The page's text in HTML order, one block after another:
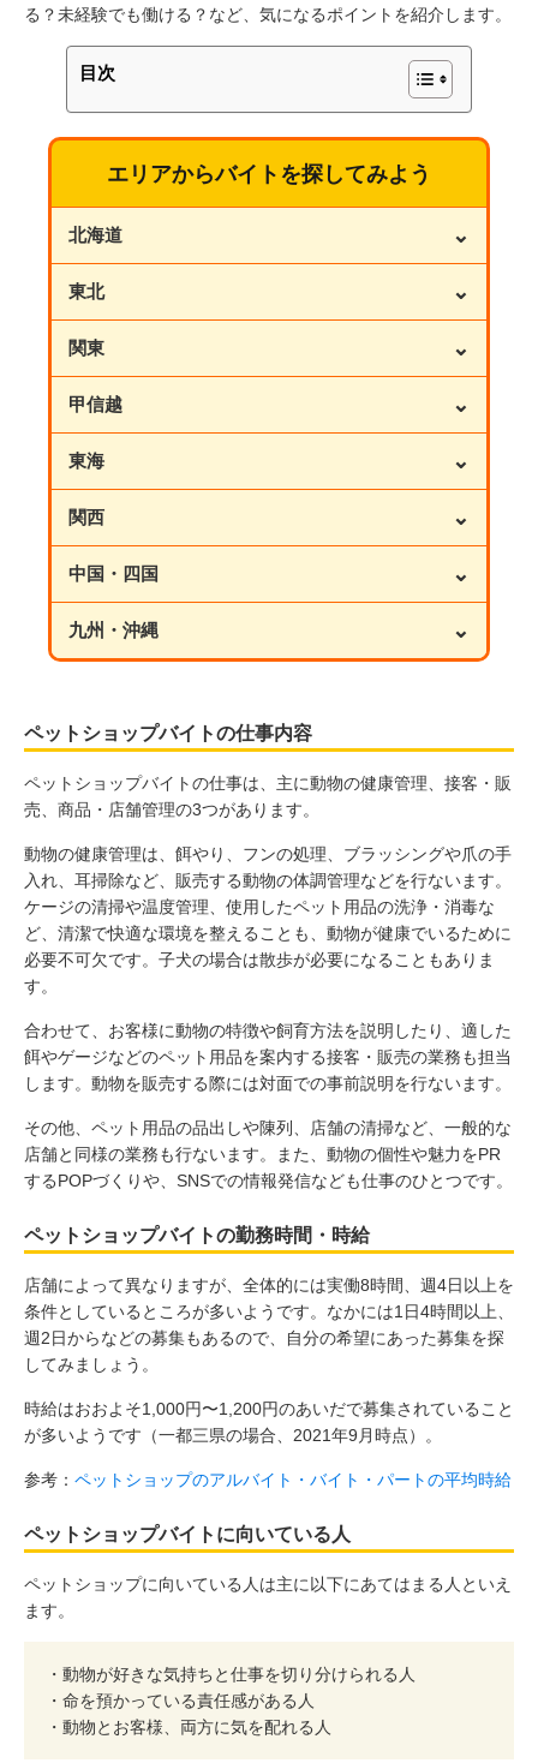
る？未経験でも働ける？など、気になるポイントを紹介します。
目次
エリアからバイトを探してみよう
北海道 ⌄
東北 ⌄
関東 ⌄
甲信越 ⌄
東海 ⌄
関西 ⌄
中国・四国 ⌄
九州・沖縄 ⌄
ペットショップバイトの仕事内容
ペットショップバイトの仕事は、主に動物の健康管理、接客・販
売、商品・店舗管理の3つがあります。
動物の健康管理は、餌やり、フンの処理、ブラッシングや爪の手
入れ、耳掃除など、販売する動物の体調管理などを行ないます。
ケージの清掃や温度管理、使用したペット用品の洗浄・消毒な
ど、清潔で快適な環境を整えることも、動物が健康でいるために
必要不可欠です。子犬の場合は散歩が必要になることもありま
す。
合わせて、お客様に動物の特徴や飼育方法を説明したり、適した
餌やゲージなどのペット用品を案内する接客・販売の業務も担当
します。動物を販売する際には対面での事前説明を行ないます。
その他、ペット用品の品出しや陳列、店舗の清掃など、一般的な
店舗と同様の業務も行ないます。また、動物の個性や魅力をPR
するPOPづくりや、SNSでの情報発信なども仕事のひとつです。
ペットショップバイトの勤務時間・時給
店舗によって異なりますが、全体的には実働8時間、週4日以上を
条件としているところが多いようです。なかには1日4時間以上、
週2日からなどの募集もあるので、自分の希望にあった募集を探
してみましょう。
時給はおおよそ1,000円〜1,200円のあいだで募集されていること
が多いようです（一都三県の場合、2021年9月時点）。
参考： ペットショップのアルバイト・バイト・パートの平均時給
ペットショップバイトに向いている人
ペットショップに向いている人は主に以下にあてはまる人といえ
ます。
・動物が好きな気持ちと仕事を切り分けられる人
・命を預かっている責任感がある人
・動物とお客様、両方に気を配れる人